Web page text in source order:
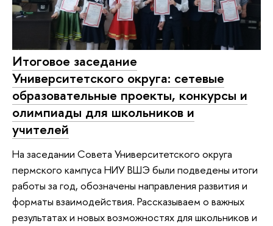
Итоговое заседание
Университетского округа: сетевые
образовательные проекты, конкурсы и
олимпиады для школьников и
учителей
На заседании Совета Университетского округа
пермского кампуса НИУ ВШЭ были подведены итоги
работы за год, обозначены направления развития и
форматы взаимодействия. Рассказываем о важных
результатах и новых возможностях для школьников и